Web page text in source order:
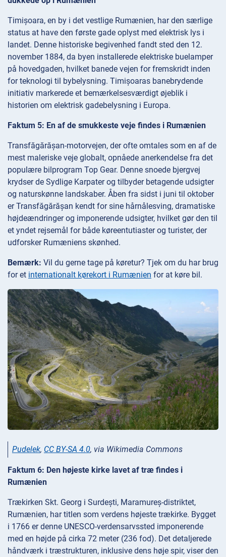
Timișoara, en by i det vestlige Rumænien, har den særlige
status at have den første gade oplyst med elektrisk lys i
landet. Denne historiske begivenhed fandt sted den 12.
november 1884, da byen installerede elektriske buelamper
på hovedgaden, hvilket banede vejen for fremskridt inden
for teknologi til bybelysning. Timișoaras banebrydende
initiativ markerede et bemærkelsesværdigt øjeblik i
historien om elektrisk gadebelysning i Europa.
Faktum 5: En af de smukkeste veje findes i Rumænien
Transfăgărășan-motorvejen, der ofte omtales som en af de
mest maleriske veje globalt, opnåede anerkendelse fra det
populære bilprogram Top Gear. Denne snoede bjergvej
krydser de Sydlige Karpater og tilbyder betagende udsigter
og naturskønne landskaber. Åben fra sidst i juni til oktober
er Transfăgărășan kendt for sine hårnålesving, dramatiske
højdeændringer og imponerende udsigter, hvilket gør den til
et yndet rejsemål for både køreentutiaster og turister, der
udforsker Rumæniens skønhed.
Bemærk: Vil du gerne tage på køretur? Tjek om du har brug
for et internationalt kørekort i Rumænien for at køre bil.
Pudelek, CC BY-SA 4.0, via Wikimedia Commons
Faktum 6: Den højeste kirke lavet af træ findes i
Rumænien
Trækirken Skt. Georg i Surdești, Maramureș-distriktet,
Rumænien, har titlen som verdens højeste trækirke. Bygget
i 1766 er denne UNESCO-verdensarvssted imponerende
med en højde på cirka 72 meter (236 fod). Det detaljerede
håndværk i træstrukturen, inklusive dens høje spir, viser den